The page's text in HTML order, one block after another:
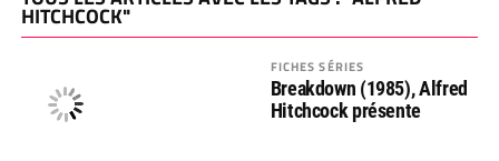
HITCHCOCK"
FICHES SÉRIES
Breakdown (1985), Alfred
Hitchcock présente